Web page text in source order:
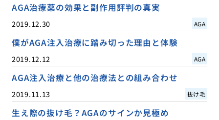
AGA治療薬の効果と副作用評判の真実
2019.12.30 AGA
僕がAGA注入治療に踏み切った理由と体験
2019.12.12 AGA
AGA注入治療と他の治療法との組み合わせ
2019.11.13 抜け毛
生え際の抜け毛？AGAのサインか見極め